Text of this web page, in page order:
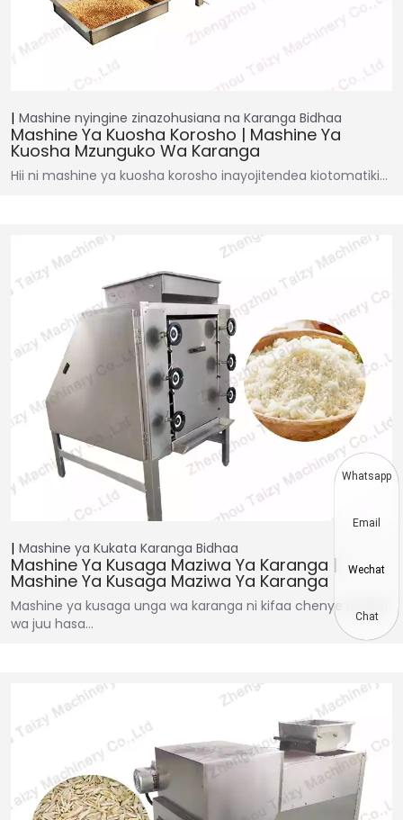
Mashine nyingine zinazohusiana na Karanga Bidhaa
Mashine Ya Kuosha Korosho | Mashine Ya
Kuosha Mzunguko Wa Karanga
Hii ni mashine ya kuosha korosho inayojitendea kiotomatiki...
Mashine ya Kukata Karanga Bidhaa
Mashine Ya Kusaga Maziwa Ya Karanga |
Mashine Ya Kusaga Maziwa Ya Karanga
Mashine ya kusaga unga wa karanga ni kifaa chenye ufanisi
wa juu hasa…
Whatsapp
Email
Wechat
Chat